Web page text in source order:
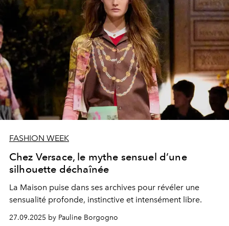
FASHION WEEK
Chez Versace, le mythe sensuel d’une
silhouette déchaînée
La Maison puise dans ses archives pour révéler une
sensualité profonde, instinctive et intensément libre.
27.09.2025 by Pauline Borgogno